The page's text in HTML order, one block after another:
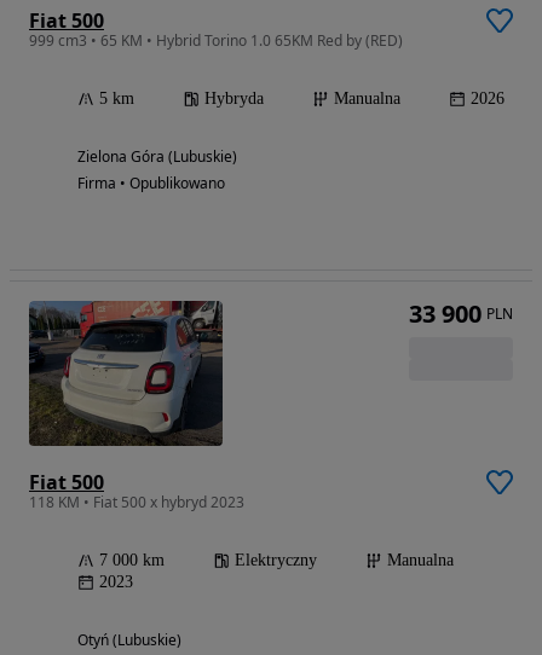
Fiat 500
999 cm3 • 65 KM • Hybrid Torino 1.0 65KM Red by (RED)
5 km Hybryda Manualna 2026
Zielona Góra (Lubuskie)
Firma • Opublikowano
Fiat 500
118 KM • Fiat 500 x hybryd 2023
7 000 km Elektryczny
Manualna
2023
Otyń (Lubuskie)
33 900 PLN